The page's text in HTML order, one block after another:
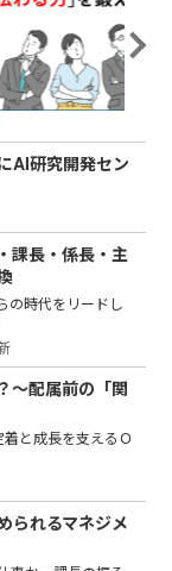
AI研究開発セン
課長・係長・主
の時代をリードし
～配属前の「関
と成長を支えるＯ
られるマネジメ